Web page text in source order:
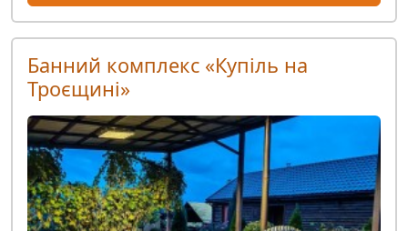
Банний комплекс «Купіль на
Троєщині»